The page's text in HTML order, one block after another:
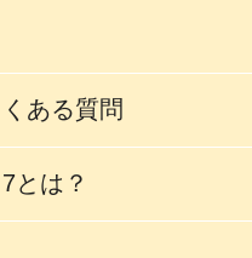
ある質問
とは？